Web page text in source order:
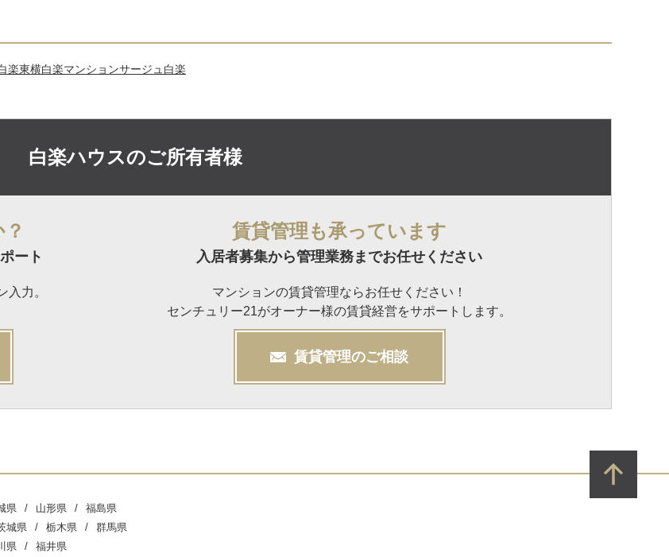
楽東横白楽マンションサージュ白楽
白楽ハウスのご所有者様
ート
入力。
賃貸管理も承っています
入居者募集から管理業務までお任せください
マンションの賃貸管理ならお任せください！
センチュリー21がオーナー様の賃貸経営をサポートします。
賃貸管理のご相談
県 山形県 福島県
城県 栃木県 群馬県
県 福井県